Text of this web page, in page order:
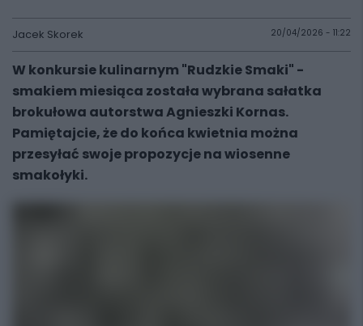
Jacek Skorek 20/04/2026 - 11:22
W konkursie kulinarnym "Rudzkie Smaki" -
smakiem miesiąca została wybrana sałatka
brokułowa autorstwa Agnieszki Kornas.
Pamiętajcie, że do końca kwietnia można
przesyłać swoje propozycje na wiosenne
smakołyki.